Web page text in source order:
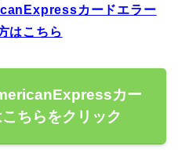
カードエラー
はこちら
カー
ちらをクリック